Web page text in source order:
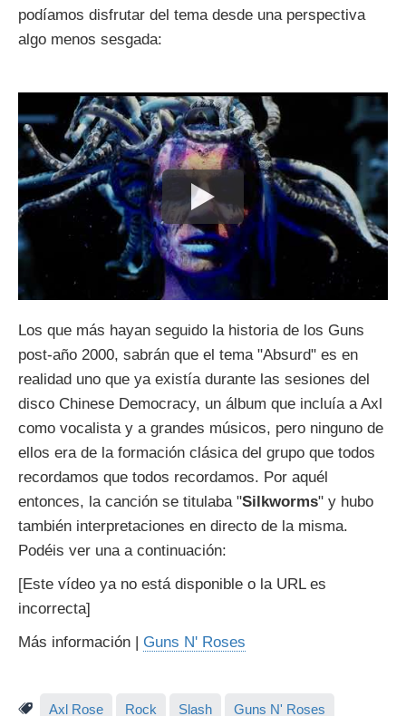
podíamos disfrutar del tema desde una perspectiva
algo menos sesgada:
Los que más hayan seguido la historia de los Guns
post-año 2000, sabrán que el tema "Absurd" es en
realidad uno que ya existía durante las sesiones del
disco Chinese Democracy, un álbum que incluía a Axl
como vocalista y a grandes músicos, pero ninguno de
ellos era de la formación clásica del grupo que todos
recordamos que todos recordamos. Por aquél
entonces, la canción se titulaba "Silkworms" y hubo
también interpretaciones en directo de la misma.
Podéis ver una a continuación:
[Este vídeo ya no está disponible o la URL es
incorrecta]
Más información | Guns N' Roses
Axl Rose Rock Slash Guns N' Roses